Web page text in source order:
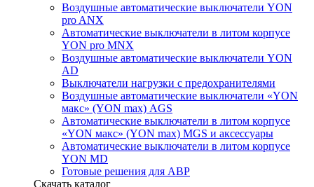
Воздушные автоматические выключатели YON
pro ANX
Автоматические выключатели в литом корпусе
YON pro MNX
Воздушные автоматические выключатели YON
AD
Выключатели нагрузки с предохранителями
Воздушные автоматические выключатели «YON
макс» (YON max) AGS
Автоматические выключатели в литом корпусе
«YON макс» (YON max) MGS и аксессуары
Автоматические выключатели в литом корпусе
YON MD
Готовые решения для АВР
Скачать каталог